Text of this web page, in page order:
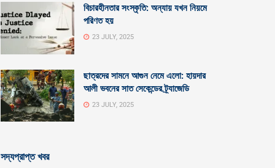
বিচারহীনতার সংস্কৃতি: অন্যায় যখন নিয়মে
পরিণত হয়
23 JULY, 2025
ছাত্রদের সামনে আগুন নেমে এলো: হায়দার
আলী ভবনের সাত সেকেন্ডের ট্র্যাজেডি
23 JULY, 2025
সদ্যপ্রাপ্ত খবর